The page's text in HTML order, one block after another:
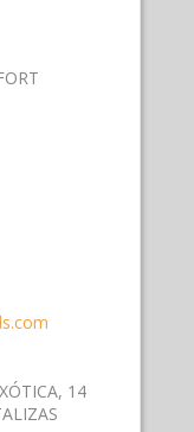
, 14